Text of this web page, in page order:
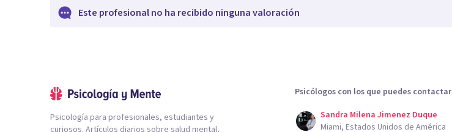
Este profesional no ha recibido ninguna valoración
Psicología para profesionales, estudiantes y
curiosos. Artículos diarios sobre salud mental,
Psicólogos con los que puedes contactar
Sandra Milena Jimenez Duque
Miami, Estados Unidos de América